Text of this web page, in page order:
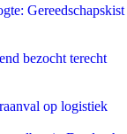
Gereedschapskist
bezocht terecht
op logistiek